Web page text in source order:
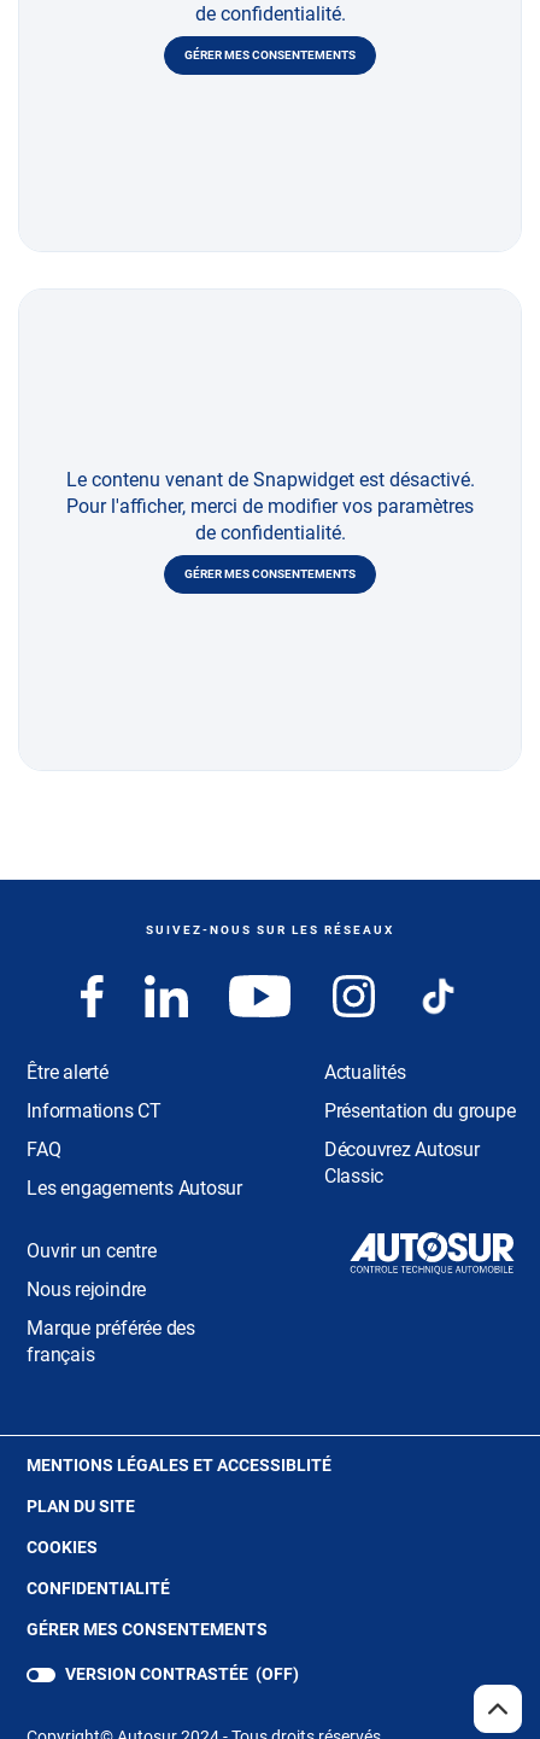
de confidentialité.
GÉRER MES CONSENTEMENTS
Le contenu venant de Snapwidget est désactivé.
Pour l'afficher, merci de modifier vos paramètres
de confidentialité.
GÉRER MES CONSENTEMENTS
EN
SUIVEZ-NOUS SUR LES RÉSEAUX
Être alerté
Informations CT
FAQ
Les engagements Autosur
Actualités
Présentation du groupe
Découvrez Autosur
Classic
Ouvrir un centre
Nous rejoindre
Marque préférée des
français
MENTIONS LÉGALES ET ACCESSIBLITÉ(OUVRE
PLAN DU SITE
COOKIES
UNE
FENÊTRE)
CONFIDENTIALITÉ(OUVRE
UNE
FENÊTRE)
GÉRER MES CONSENTEMENTS
VERSION CONTRASTÉE (OFF)